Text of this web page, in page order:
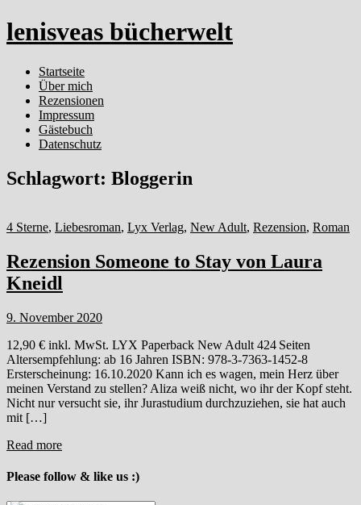
lenisveas bücherwelt
Startseite
Über mich
Rezensionen
Impressum
Gästebuch
Datenschutz
Schlagwort: Bloggerin
4 Sterne, Liebesroman, Lyx Verlag, New Adult, Rezension, Roman
Rezension Someone to Stay von Laura
Kneidl
9. November 2020
12,90 € inkl. MwSt. LYX Paperback New Adult 424 Seiten
Altersempfehlung: ab 16 Jahren ISBN: 978-3-7363-1452-8
Ersterscheinung: 16.10.2020 Kann ich es wagen, mein Herz über
meinen Verstand zu stellen? Aliza weiß nicht, wo ihr der Kopf steht.
Nicht nur versucht sie, ihr Jurastudium durchzuziehen, sie hat auch
mit […]
Read more
Please follow & like us :)